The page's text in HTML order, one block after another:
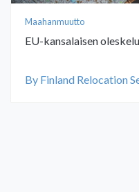
Maahanmuutto
EU-kansalaisen
By Finland Relocation